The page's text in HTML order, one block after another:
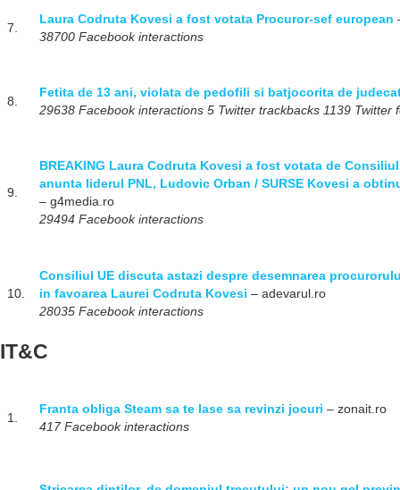
7.
Laura Codruta Kovesi a fost votata Procuror-sef european
38700 Facebook interactions
8.
Fetita de 13 ani, violata de pedofili si batjocorita de
29638 Facebook interactions 5 Twitter trackbacks 1139 Twitter
9.
BREAKING Laura Codruta Kovesi a fost votata de
anunta liderul PNL, Ludovic Orban / SURSE Kovesi a
– g4media.ro
29494 Facebook interactions
10.
Consiliul UE discuta astazi despre desemnarea
in favoarea Laurei Codruta Kovesi – adevarul.ro
28035 Facebook interactions
IT&C
1.
Franta obliga Steam sa te lase sa revinzi jocuri – zonait.ro
417 Facebook interactions